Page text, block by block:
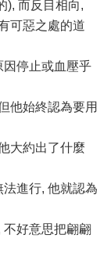
), 而反目相向,
可惡之處的道
因停止或血壓乎
他始終認為要用
大約出了什麼
進行, 他就認為
好意思把翩翩